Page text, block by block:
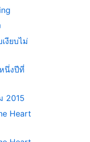
งียบไม่
นึ่งปีที่
2015
Heart